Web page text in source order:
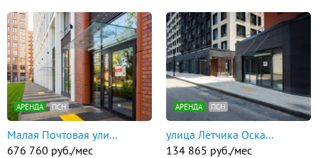
АРЕНДА ПСН
Малая Почтовая ули...
676 760 руб./мес
АРЕНДА ПСН
улица Лётчика Оска...
134 865 руб./мес